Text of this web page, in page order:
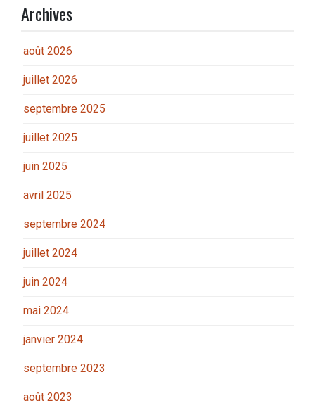
Archives
août 2026
juillet 2026
septembre 2025
juillet 2025
juin 2025
avril 2025
septembre 2024
juillet 2024
juin 2024
mai 2024
janvier 2024
septembre 2023
août 2023